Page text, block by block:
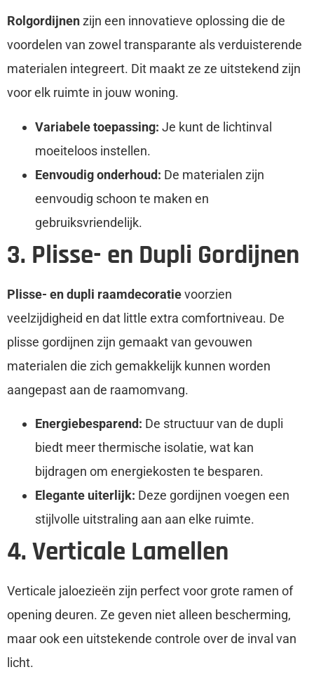
Rolgordijnenzijn een innovatieve oplossing die de
voordelen van zowel transparante als verduisterende
materialen integreert. Dit maakt ze ze uitstekend zijn
voor elk ruimte in jouw woning.
Variabele toepassing: Je kunt de lichtinval
moeiteloos instellen.
Eenvoudig onderhoud: De materialen zijn
eenvoudig schoon te maken en
gebruiksvriendelijk.
3. Plisse- en Dupli Gordijnen
Plisse- en dupli raamdecoratievoorzien
veelzijdigheid en dat little extra comfortniveau. De
plisse gordijnen zijn gemaakt van gevouwen
materialen die zich gemakkelijk kunnen worden
aangepast aan de raamomvang.
Energiebesparend: De structuur van de dupli
biedt meer thermische isolatie, wat kan
bijdragen om energiekosten te besparen.
Elegante uiterlijk: Deze gordijnen voegen een
stijlvolle uitstraling aan aan elke ruimte.
4. Verticale Lamellen
Verticale jaloezieën zijn perfect voor grote ramen of
opening deuren. Ze geven niet alleen bescherming,
maar ook een uitstekende controle over de inval van
licht.